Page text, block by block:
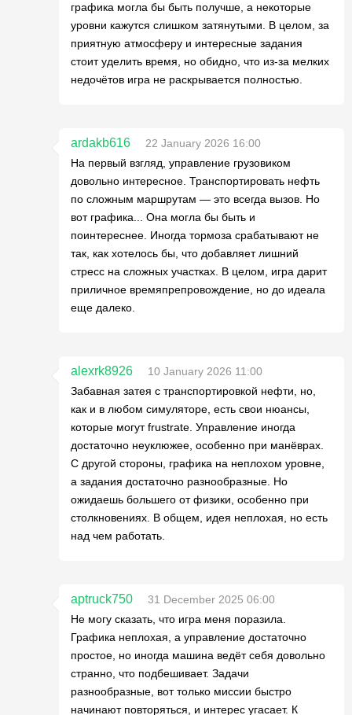
графика могла бы быть получше, а некоторые
уровни кажутся слишком затянутыми. В целом, за
приятную атмосферу и интересные задания
стоит уделить время, но обидно, что из-за мелких
недочётов игра не раскрывается полностью.
ardakb616
22 January 2026 16:00
На первый взгляд, управление грузовиком
довольно интересное. Транспортировать нефть
по сложным маршрутам — это всегда вызов. Но
вот графика... Она могла бы быть и
поинтереснее. Иногда тормоза срабатывают не
так, как хотелось бы, что добавляет лишний
стресс на сложных участках. В целом, игра дарит
приличное времяпрепровождение, но до идеала
еще далеко.
alexrk8926
10 January 2026 11:00
Забавная затея с транспортировкой нефти, но,
как и в любом симуляторе, есть свои нюансы,
которые могут frustrate. Управление иногда
достаточно неуклюжее, особенно при манёврах.
С другой стороны, графика на неплохом уровне,
а задания достаточно разнообразные. Но
ожидаешь большего от физики, особенно при
столкновениях. В общем, идея неплохая, но есть
над чем работать.
aptruck750
31 December 2025 06:00
Не могу сказать, что игра меня поразила.
Графика неплохая, а управление достаточно
простое, но иногда машина ведёт себя довольно
странно, что подбешивает. Задачи
разнообразные, вот только миссии быстро
начинают повторяться, и интерес угасает. К